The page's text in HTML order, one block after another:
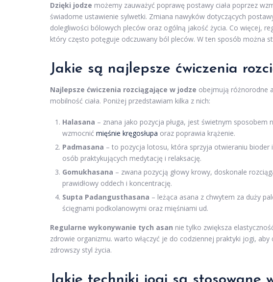
Dzięki jodze możemy zauważyć poprawę postawy ciała poprzez
świadome ustawienie sylwetki. Zmiana nawyków dotyczących
dolegliwości bólowych pleców oraz ogólną jakość życia. Co więcej,
który często potęguje odczuwany ból pleców. W ten sposób można
Jakie są najlepsze ćwiczenia
Najlepsze ćwiczenia rozciągające w jodze obejmują różnorodne
mobilność ciała. Poniżej przedstawiam kilka z nich:
Halasana – znana jako pozycja pługa, jest świetnym
wzmocnić mięśnie kręgosłupa oraz poprawia krążenie.
Padmasana – to pozycja lotosu, która sprzyja otwieraniu bioder
osób praktykujących medytację i relaksację.
Gomukhasana – zwana pozycją głowy krowy, doskonale
prawidłowy oddech i koncentrację.
Supta Padangusthasana – leżąca asana z chwytem za duży
ścięgnami podkolanowymi oraz mięśniami ud.
Regularne wykonywanie tych asan nie tylko zwiększa
zdrowie organizmu. warto włączyć je do codziennej praktyki jogi,
zdrowszy styl życia.